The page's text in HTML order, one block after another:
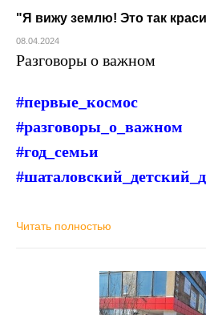
"Я вижу землю! Это так
08.04.2024
Разговоры о важном
#первые_космос
#разговоры_о_важном
#год_семьи
Читать полностью